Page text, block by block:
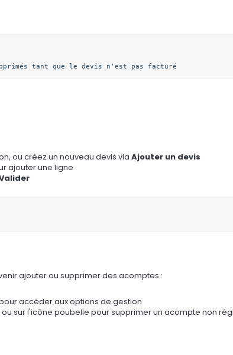
tant que le devis n'est pas facturé
ou créez un nouveau devis via Ajouter un devis
ajouter une ligne
ajouter ou supprimer des acomptes :
accéder aux options de gestion
sur l'icône poubelle pour supprimer un acompte non